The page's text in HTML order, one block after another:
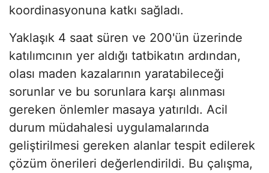
koordinasyonuna katkı sağladı.
Yaklaşık 4 saat süren ve 200'ün üzerinde
katılımcının yer aldığı tatbikatın ardından,
olası maden kazalarının yaratabileceği
sorunlar ve bu sorunlara karşı alınması
gereken önlemler masaya yatırıldı. Acil
durum müdahalesi uygulamalarında
geliştirilmesi gereken alanlar tespit edilerek
çözüm önerileri değerlendirildi. Bu çalışma,